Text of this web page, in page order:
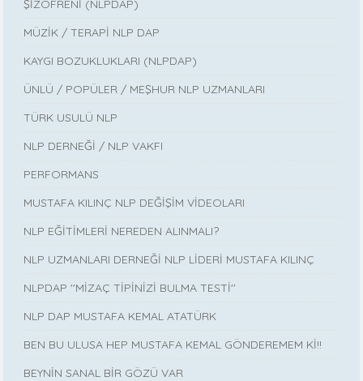
ŞİZOFRENİ (NLPDAP)
MÜZİK / TERAPİ NLP DAP
KAYGI BOZUKLUKLARI (NLPDAP)
ÜNLÜ / POPÜLER / MEŞHUR NLP UZMANLARI
TÜRK USULÜ NLP
NLP DERNEĞİ / NLP VAKFI
PERFORMANS
MUSTAFA KILINÇ NLP DEĞİŞİM VİDEOLARI
NLP EĞİTİMLERİ NEREDEN ALINMALI?
NLP UZMANLARI DERNEĞİ NLP LİDERİ MUSTAFA KILINÇ
NLPDAP ''MİZAÇ TİPİNİZİ BULMA TESTİ''
NLP DAP MUSTAFA KEMAL ATATÜRK
BEN BU ULUSA HEP MUSTAFA KEMAL GÖNDEREMEM Kİ!!
BEYNİN SANAL BİR GÖZÜ VAR